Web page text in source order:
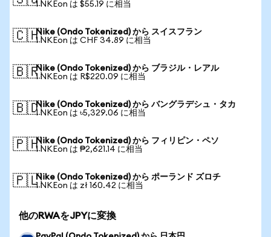
1 NKEon は $55.19 に相当
🇨🇭Nike (Ondo Tokenized) から スイスフラン
1 NKEon は CHF 34.89 に相当
🇧🇷Nike (Ondo Tokenized) から ブラジル・レアル
1 NKEon は R$220.09 に相当
🇧🇩Nike (Ondo Tokenized) から バングラデシュ・タカ
1 NKEon は ৳5,329.06 に相当
🇵🇭Nike (Ondo Tokenized) から フィリピン・ペソ
1 NKEon は ₱2,621.14 に相当
🇵🇱Nike (Ondo Tokenized) から ポーランド ズロチ
1 NKEon は zł 160.42 に相当
他のRWAをJPYに変換